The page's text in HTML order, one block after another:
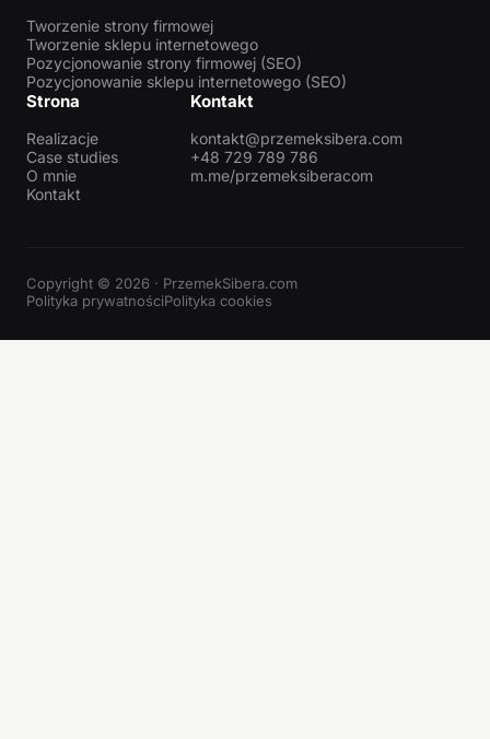
Tworzenie strony firmowej
Tworzenie sklepu internetowego
Pozycjonowanie strony firmowej (SEO)
Pozycjonowanie sklepu internetowego (SEO)
Strona
Realizacje
Case studies
O mnie
Kontakt
Kontakt
kontakt@przemeksibera.com
+48 729 789 786
m.me/przemeksiberacom
Copyright © 2026 · PrzemekSibera.com
Polityka prywatnościPolityka cookies